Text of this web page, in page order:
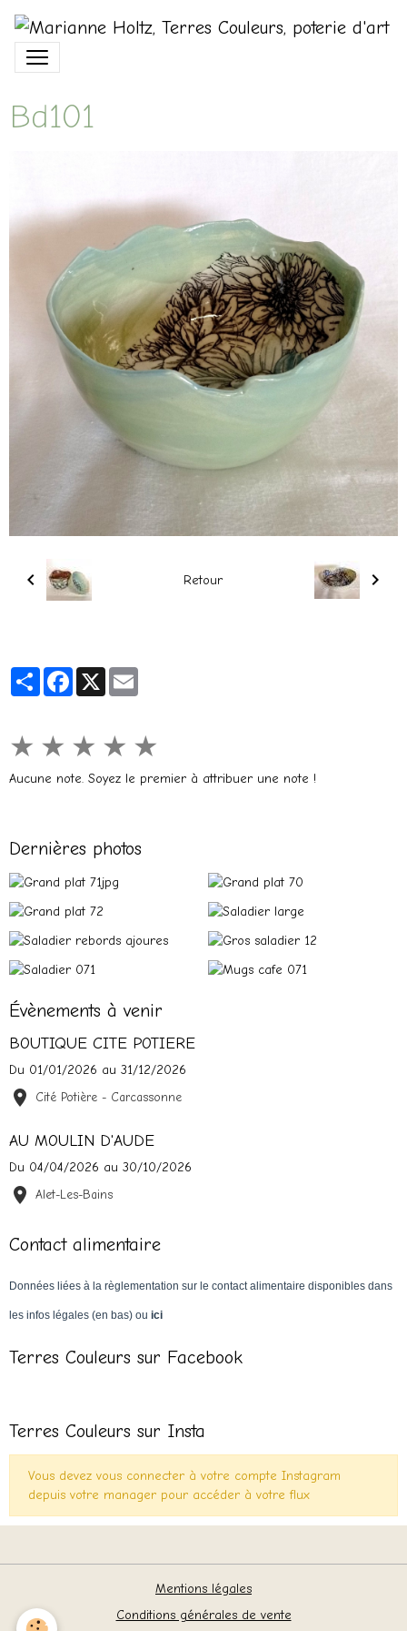
Bd101
Retour
PartagerFacebook
X
★ ★ ★ ★ ★
Aucune note. Soyez le premier à attribuer une note !
Dernières photos
Évènements à venir
BOUTIQUE CITE POTIERE
Du 01/01/2026 au 31/12/2026
Cité Potière - Carcassonne
AU MOULIN D'AUDE
Du 04/04/2026 au 30/10/2026
Alet-Les-Bains
Contact alimentaire
Données liées à la règlementation sur le contact alimentaire disponibles dans
les infos légales (en bas) ou ici
Terres Couleurs sur Facebook
Terres Couleurs sur Insta
Vous devez vous connecter à votre compte Instagram
depuis votre manager pour accéder à votre flux
Mentions légales
Conditions générales de vente